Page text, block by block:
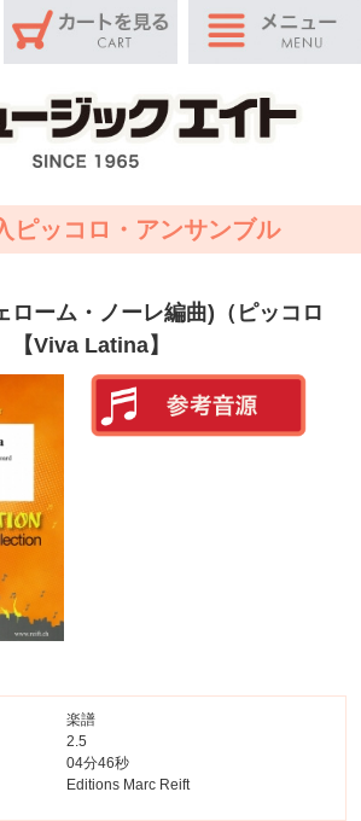
ピッコロ・アンサンブル
ローム・ノーレ編曲)（ピッコロ
【Viva Latina】
楽譜
2.5
04分46秒
Editions Marc Reift